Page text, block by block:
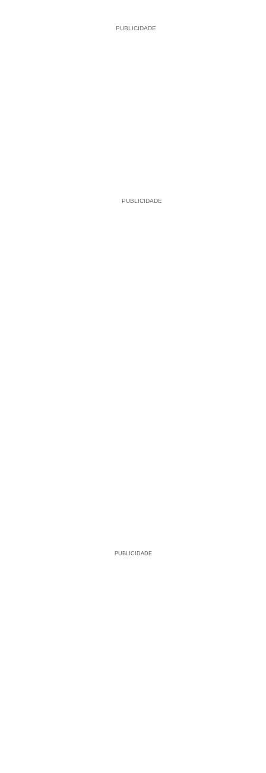
PUBLICIDADE
PUBLICIDADE
PUBLICIDADE